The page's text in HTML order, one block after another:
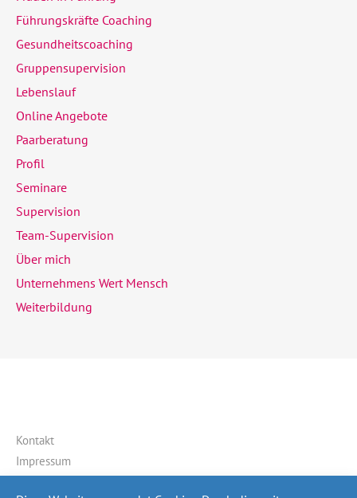
Führungskräfte Coaching
Gesundheitscoaching
Gruppensupervision
Lebenslauf
Online Angebote
Paarberatung
Profil
Seminare
Supervision
Team-Supervision
Über mich
Unternehmens Wert Mensch
Weiterbildung
Kontakt
Impressum